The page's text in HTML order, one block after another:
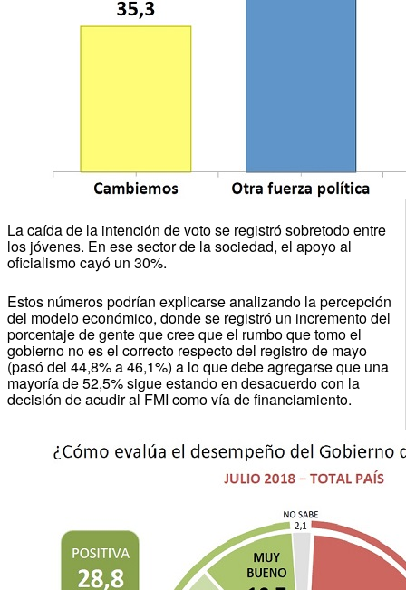
La caída de la intención de voto se registró sobretodo entre
los jóvenes. En ese sector de la sociedad, el apoyo al
oficialismo cayó un 30%.
Estos números podrían explicarse analizando la percepción
del modelo económico, donde se registró un incremento del
porcentaje de gente que cree que el rumbo que tomo el
gobierno no es el correcto respecto del registro de mayo
(pasó del 44,8% a 46,1%) a lo que debe agregarse que una
mayoría de 52,5% sigue estando en desacuerdo con la
decisión de acudir al FMI como vía de financiamiento.